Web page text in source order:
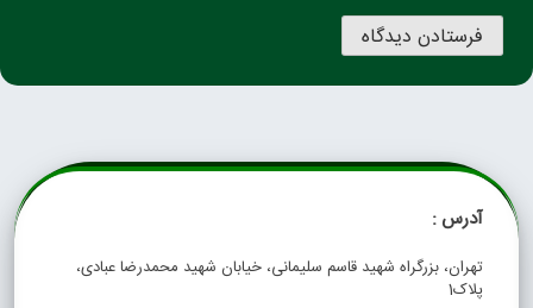
آدرس :
تهران، بزرگراه شهید قاسم سلیمانی، خیابان شهید محمدرضا عبادی،
پلاک1